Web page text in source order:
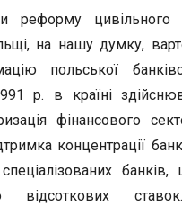
реформу цивільного
на нашу думку,
польської
р. в країні
фінансового
концентрації
відсоткових